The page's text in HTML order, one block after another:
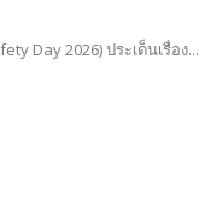
Day 2026) ประเด็นเรื่อง...